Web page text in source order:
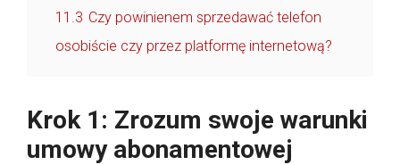
11.3 Czy powinienem sprzedawać telefon
osobiście czy przez platformę internetową?
Krok 1: Zrozum swoje warunki
umowy abonamentowej